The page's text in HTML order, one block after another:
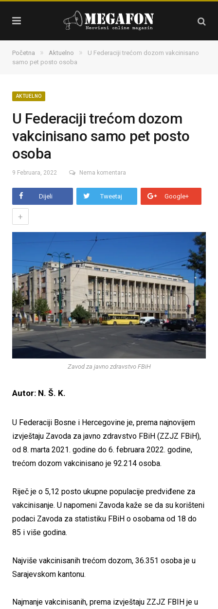
Početna » Aktuelno »
U Federaciji trećom dozom vakcinisano
samo pet posto osoba
AKTUELNO
U Federaciji trećom dozom
vakcinisano samo pet posto
osoba
9 Februara, 2022 Nema komentara
Dijeli Tweetaj Google+
+
Zavod za javno zdravstvo FBiH
Autor: N. Š. K.
U Federaciji Bosne i Hercegovine je, prema najnovijem
izvještaju Zavoda za javno zdravstvo FBiH (ZZJZ FBiH),
od 8. marta 2021. godine do 6. februara 2022. godine,
trećom dozom vakcinisano je 92.214 osoba.
Riječ je o 5,12 posto ukupne populacije predviđene za
vakcinisanje. U napomeni Zavoda kaže se da su korišteni
podaci Zavoda za statistiku FBiH o osobama od 18 do
85 i više godina.
Najviše vakcinisanih trećom dozom, 36.351 osoba je u
Sarajevskom kantonu.
Najmanje vakcinisanih, prema izvještaju ZZJZ FBIH je u